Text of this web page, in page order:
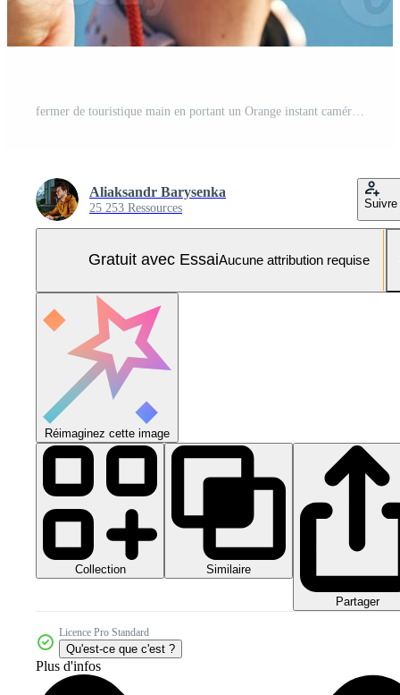
Aliaksandr Barysenka
25 253 Ressources Suivre
Gratuit avec EssaiAucune attribution requise
Réimaginez cette image
Collection Similaire
Partager
Licence Pro Standard
Qu'est-ce que c'est ?
Plus d'infos